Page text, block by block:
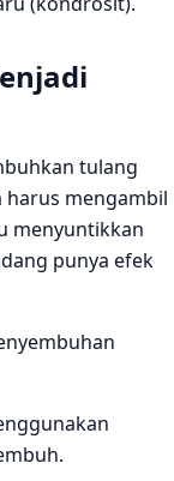
tulang
harus mengambil
menyuntikkan
punya efek